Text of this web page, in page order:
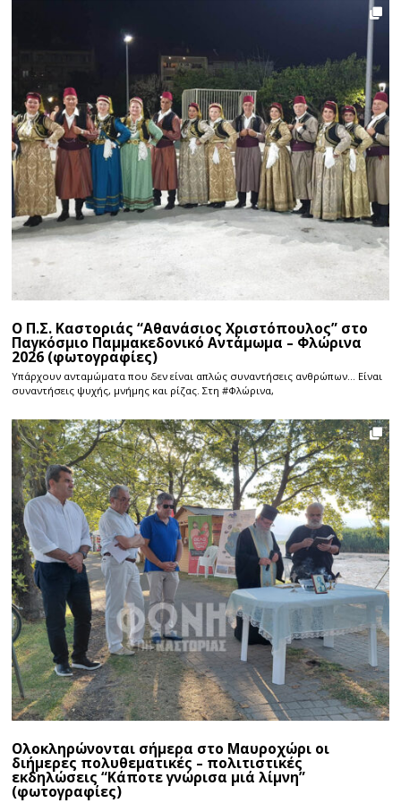
Ο Π.Σ. Καστοριάς “Αθανάσιος Χριστόπουλος” στο
Παγκόσμιο Παμμακεδονικό Αντάμωμα – Φλώρινα
2026 (φωτογραφίες)
Υπάρχουν ανταμώματα που δεν είναι απλώς συναντήσεις ανθρώπων… Είναι
συναντήσεις ψυχής, μνήμης και ρίζας. Στη #Φλώρινα,
Ολοκληρώνονται σήμερα στο Μαυροχώρι οι
διήμερες πολυθεματικές – πολιτιστικές
εκδηλώσεις “Κάποτε γνώρισα μιά λίμνη”
(φωτογραφίες)